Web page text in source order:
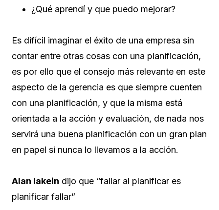
¿Qué aprendí y que puedo mejorar?
Es difícil imaginar el éxito de una empresa sin
contar entre otras cosas con una planificación,
es por ello que el consejo más relevante en este
aspecto de la gerencia es que siempre cuenten
con una planificación, y que la misma está
orientada a la acción y evaluación, de nada nos
servirá una buena planificación con un gran plan
en papel si nunca lo llevamos a la acción.
Alan lakein dijo que “fallar al planificar es
planificar fallar”